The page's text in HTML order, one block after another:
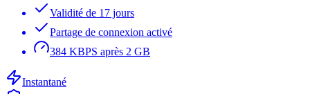
Validité de 17 jours
Partage de connexion activé
384 KBPS après 2 GB
Instantané